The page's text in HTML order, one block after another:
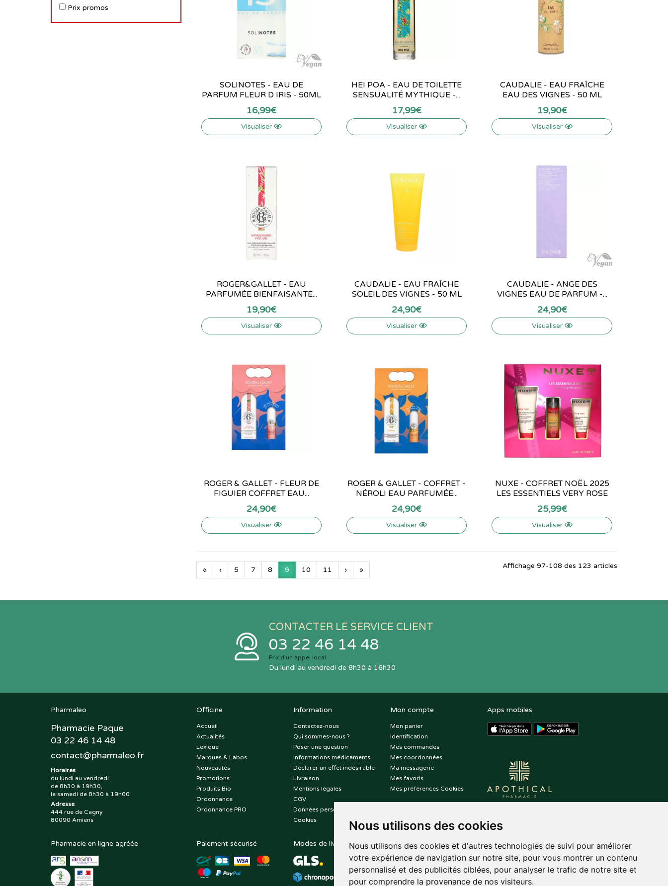
Nous utilisons des cookies
Nous utilisons des cookies et d'autres technologies de suivi pour améliorer
votre expérience de navigation sur notre site, pour vous montrer un contenu
personnalisé et des publicités ciblées, pour analyser le trafic de notre site et
pour comprendre la provenance de nos visiteurs.
Prix promos
SOLINOTES - EAU DE
PARFUM FLEUR D IRIS - 50ML
16,99€
Visualiser
HEI POA - EAU DE TOILETTE
SENSUALITÉ MYTHIQUE -...
17,99€
Visualiser
CAUDALIE - EAU FRAÎCHE
EAU DES VIGNES - 50 ML
19,90€
Visualiser
ROGER&GALLET - EAU
PARFUMÉE BIENFAISANTE...
19,90€
Visualiser
CAUDALIE - EAU FRAÎCHE
SOLEIL DES VIGNES - 50 ML
24,90€
Visualiser
CAUDALIE - ANGE DES
VIGNES EAU DE PARFUM -...
24,90€
Visualiser
ROGER & GALLET - FLEUR DE
FIGUIER COFFRET EAU...
24,90€
Visualiser
ROGER & GALLET - COFFRET -
NÉROLI EAU PARFUMÉE...
24,90€
Visualiser
NUXE - COFFRET NOËL 2025
LES ESSENTIELS VERY ROSE
25,99€
Visualiser
« ‹ 5 7 8 9 10 11 › » Affichage 97-108 des 123 articles
CONTACTER LE SERVICE CLIENT
03 22 46 14 48
Prix d’un appel local
Du lundi au vendredi de 8h30 à 16h30
Pharmaleo
Pharmacie Paque
03 22 46 14 48
contact@pharmaleo.fr
Horaires
du lundi au vendredi
de 8h30 à 19h30,
le samedi de 8h30 à 19h00
Adresse
444 rue de Cagny
80090 Amiens
Officine
Accueil
Actualités
Lexique
Marques & Labos
Nouveautés
Promotions
Produits Bio
Ordonnance
Ordonnance PRO
Information
Contactez-nous
Qui sommes-nous ?
Poser une question
Informations médicaments
Déclarer un effet indésirable
Livraison
Mentions légales
CGV
Données personnelles
Cookies
Mon compte
Mon panier
Identification
Mes commandes
Mes coordonnées
Ma messagerie
Mes favoris
Mes préférences Cookies
Apps mobiles
Pharmacie en ligne agréée Paiement sécurisé Modes de livraison Suivez-nous sur